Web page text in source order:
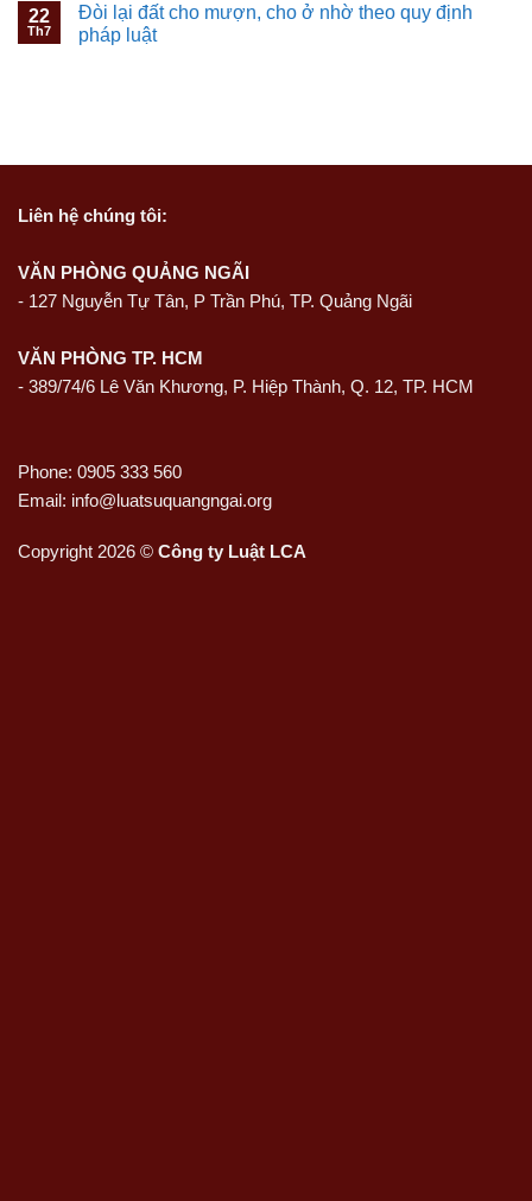
22
Th7
Đòi lại đất cho mượn, cho ở nhờ theo quy định
pháp luật
Liên hệ chúng tôi:
VĂN PHÒNG QUẢNG NGÃI
- 127 Nguyễn Tự Tân, P Trần Phú, TP. Quảng Ngãi
VĂN PHÒNG TP. HCM
- 389/74/6 Lê Văn Khương, P. Hiệp Thành, Q. 12, TP. HCM
Phone: 0905 333 560
Email: info@luatsuquangngai.org
Copyright 2026 © Công ty Luật LCA